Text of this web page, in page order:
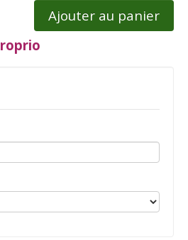
Ajouter au panier